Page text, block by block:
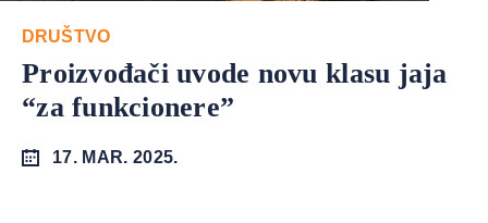
DRUŠTVO
Proizvođači uvode novu klasu jaja
“za funkcionere”
17. MAR. 2025.